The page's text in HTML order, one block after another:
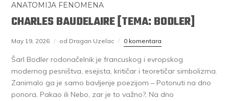
ANATOMIJA FENOMENA
CHARLES BAUDELAIRE [TEMA: BODLER]
May 19, 2026 od Dragan Uzelac 0 komentara
Šarl Bodler rodonačelnik je francuskog i evropskog
modernog pesništva, esejista, kritičar i teoretičar simbolizma.
Zanimalo ga je samo bavljenje poezijom – Potonuti na dno
ponora, Pakao ili Nebo, zar je to važno?, Na dno